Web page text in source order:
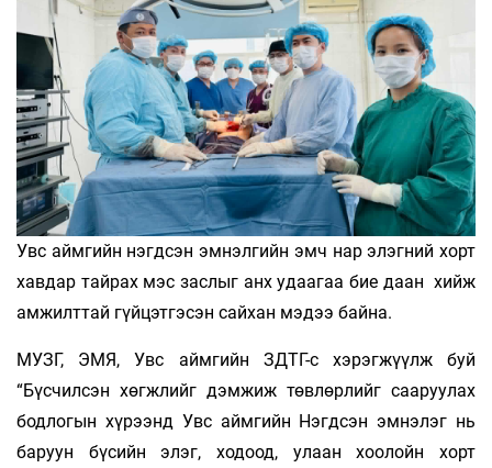
Увс аймгийн нэгдсэн эмнэлгийн эмч нар элэгний хорт
хавдар тайрах мэс заслыг анх удаагаа бие даан хийж
амжилттай гүйцэтгэсэн сайхан мэдээ байна.
МУЗГ, ЭМЯ, Увс аймгийн ЗДТГ-с хэрэгжүүлж буй
“Бүсчилсэн хөгжлийг дэмжиж төвлөрлийг сааруулах
бодлогын хүрээнд Увс аймгийн Нэгдсэн эмнэлэг нь
баруун бүсийн элэг, ходоод, улаан хоолойн хорт